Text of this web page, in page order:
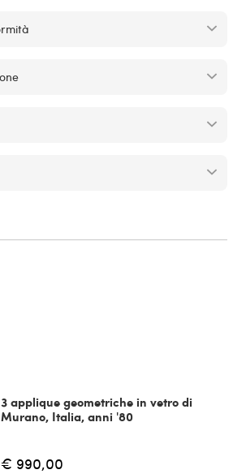
3 applique geometriche in vetro di
Murano, Italia, anni '80
€ 990,00